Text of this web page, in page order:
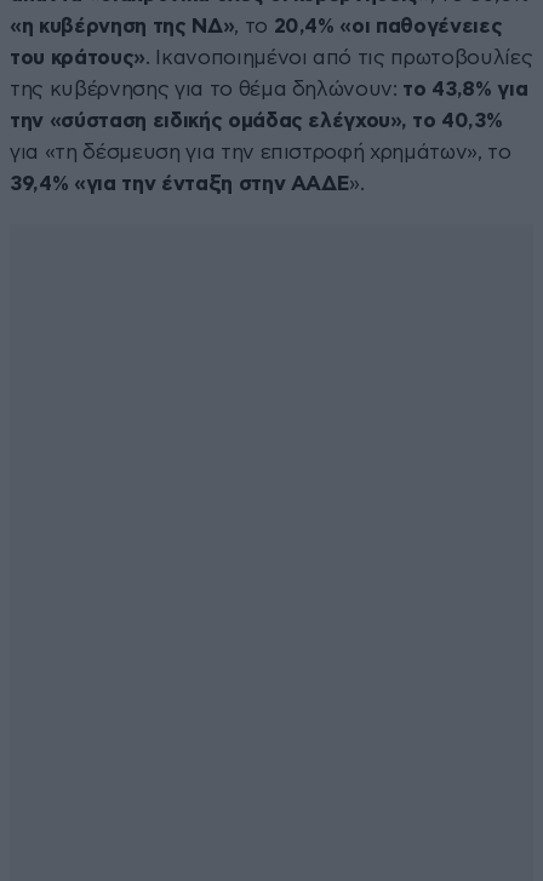
«η κυβέρνηση της ΝΔ», το 20,4% «οι παθογένειες
του κράτους». Ικανοποιημένοι από τις πρωτοβουλίες
της κυβέρνησης για το θέμα δηλώνουν: το 43,8% για
την «σύσταση ειδικής ομάδας ελέγχου», το 40,3%
για «τη δέσμευση για την επιστροφή χρημάτων», το
39,4% «για την ένταξη στην ΑΑΔΕ».